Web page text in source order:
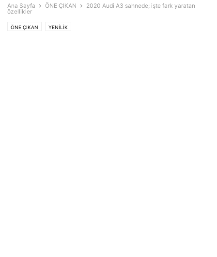
Ana Sayfa ÖNE ÇIKAN
2020 Audi A3 sahnede; işte fark yaratan
özellikler
ÖNE ÇIKAN YENİLİK